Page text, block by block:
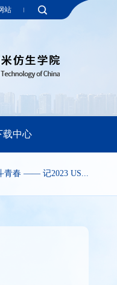
站
载中心
青春 —— 记2023 US...